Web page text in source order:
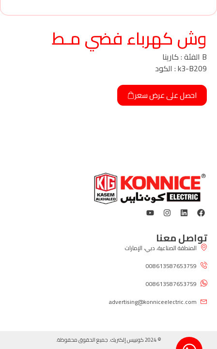
وش كهرباء فضي مـط
B الفئة : كارينا
k3-B209 : الكود
احصل على عرض سعر
تواصل معنا
المنطقة الصناعية، دبي، الإمارات
008613587653759
008613587653759
advertising@konniceelectric.com
© 2024 كونييس إلكتريك. جميع الحقوق محفوظة.